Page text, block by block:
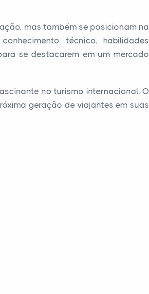
mas também se posicionam na
técnico, habilidades
se destacarem em um mercado
no turismo internacional. O
geração de viajantes em suas